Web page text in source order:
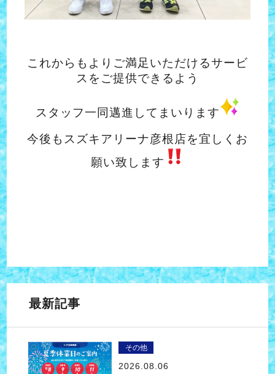
これからもよりご満足いただけるサービ
スをご提供できるよう
スタッフ一同邁進してまいります
今後もスズキアリーナ彦根店を宜しくお
願い致します
最新記事
その他
2026.08.06